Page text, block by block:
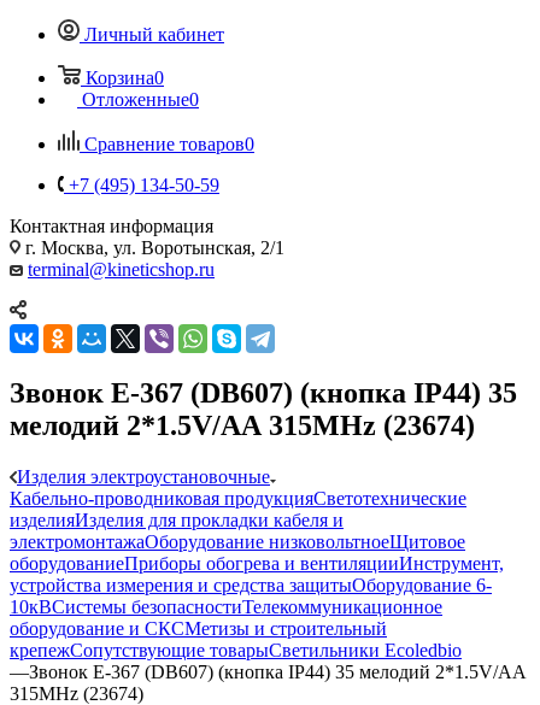
Личный кабинет
Корзина0
Отложенные0
Сравнение товаров0
+7 (495) 134-50-59
Контактная информация
г. Москва, ул. Воротынская, 2/1
terminal@kineticshop.ru
Звонок E-367 (DB607) (кнопка IP44) 35
мелодий 2*1.5V/АА 315МНz (23674)
Изделия электроустановочные
Кабельно-проводниковая продукцияСветотехнические
изделияИзделия для прокладки кабеля и
электромонтажаОборудование низковольтноеЩитовое
оборудованиеПриборы обогрева и вентиляцииИнструмент,
устройства измерения и средства защитыОборудование 6-
10кВСистемы безопасностиТелекоммуникационное
оборудование и СКСМетизы и строительный
крепежСопутствующие товарыСветильники Ecoledbio
—Звонок E-367 (DB607) (кнопка IP44) 35 мелодий 2*1.5V/АА
315МНz (23674)